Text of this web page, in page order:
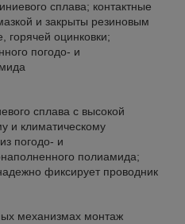
сплава; контактные
и закрыты резиновым
горячей оцинковки;
погодо- и
сплава с высокой
и климатическому
погодо- и
полиамида;
фиксирует проводник
механизмах монтаж